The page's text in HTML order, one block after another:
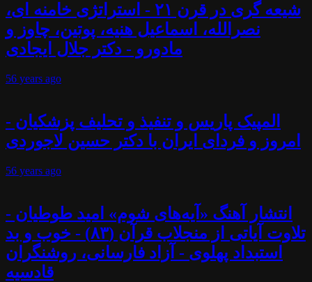
شیعه گری در قرن ۲۱ - استراتژی خامنه ای،
نصرالله، اسماعیل هنیه، پوتین، چاوز و
مادورو - دکتر جلال ایجادی
56 years ago
المپیک پاریس و تنفیذ و تحلیف پزشکیان -
امروز و فردای ایران با دکتر حسین لاجوردی
56 years ago
انتشار آهنگ «آیه‌های شوم» امید طوطیان -
تلاوت آیاتی از منجلاب قرآن (۸۳) - خوب و بد
استبداد پهلوی - آزاد فارسانی، روشنگران
قادسیه